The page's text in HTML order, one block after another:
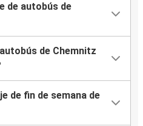
de autobús de
de Chemnitz
de fin de semana de